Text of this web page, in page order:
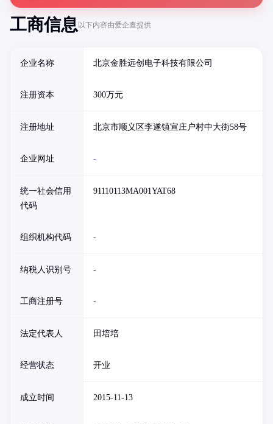
工商信息以下内容由爱企查提供
企业名称 北京金胜远创电子科技有限公司
注册资本 300万元
注册地址 北京市顺义区李遂镇宣庄户村中大街58号
企业网址 -
统一社会信用
代码
91110113MA001YAT68
组织机构代码 -
纳税人识别号 -
工商注册号 -
法定代表人 田培培
经营状态 开业
成立时间 2015-11-13